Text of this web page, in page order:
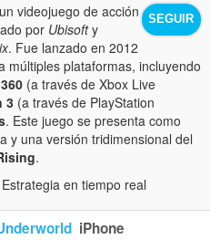
SEGUIR
videojuego de acción
por Ubisofty
. Fue lanzado en 2012
múltiples plataformas, incluyendo
(a través de Xbox Live
3 (a través de PlayStation
. Este juego se presenta como
y una versión tridimensional del
.
en tiempo real
iPhone